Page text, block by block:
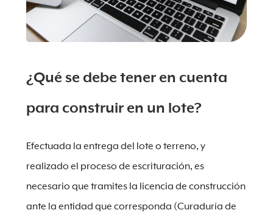
¿Qué se debe tener en cuenta
para construir en un lote?
Efectuada la entrega del lote o terreno, y
realizado el proceso de escrituración, es
necesario que tramites la licencia de construcción
ante la entidad que corresponda (Curaduría de